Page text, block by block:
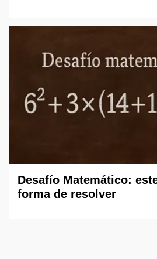
Desafío Matemático:
forma de resolver